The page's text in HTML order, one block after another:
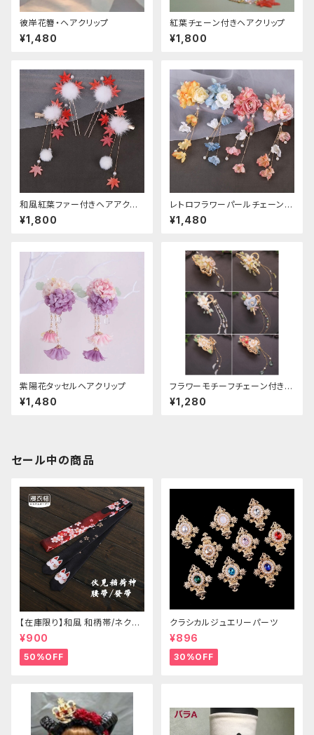
彼岸花簪・ヘアクリップ
¥1,480
紅葉チェーン付きヘアクリップ
¥1,800
和風紅葉ファー付きヘアアクセ
サリー
¥1,800
レトロフラワーパールチェーンヘ
アクリップ
¥1,480
紫陽花タッセルヘアクリップ
¥1,480
フラワーモチーフチェーン付きヘ
アクリップ
¥1,280
セール中の商品
【在庫限り】和風 和柄帯/ネクタ
イ/リボン（狐面/金魚
¥900
50%OFF
クラシカルジュエリーパーツ
¥896
30%OFF